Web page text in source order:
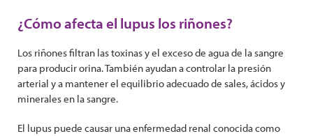
¿Cómo afecta el lupus los riñones?
Los riñones filtran las toxinas y el exceso de agua de la sangre
para producir orina. También ayudan a controlar la presión
arterial y a mantener el equilibrio adecuado de sales, ácidos y
minerales en la sangre.
El lupus puede causar una enfermedad renal conocida como